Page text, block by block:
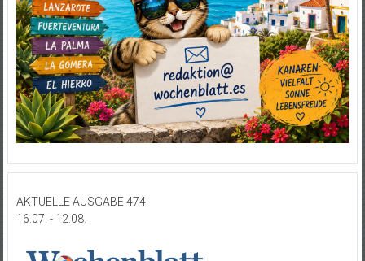
AKTUELLE AUSGABE 474
16.07. - 12.08.